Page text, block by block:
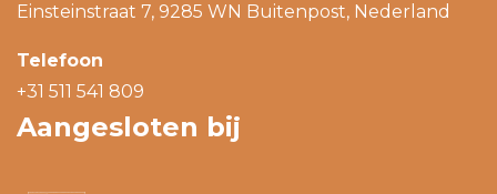
Einsteinstraat 7, 9285 WN Buitenpost, Nederland
Telefoon
+31 511 541 809
Aangesloten bij